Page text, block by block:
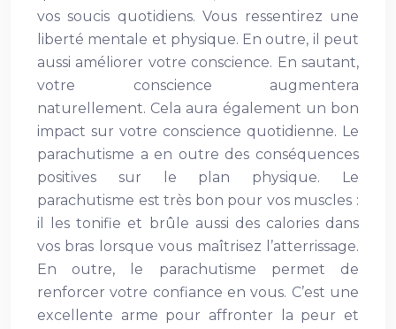
vos soucis quotidiens. Vous ressentirez une
liberté mentale et physique. En outre, il peut
aussi améliorer votre conscience. En sautant,
votre conscience augmentera
naturellement. Cela aura également un bon
impact sur votre conscience quotidienne. Le
parachutisme a en outre des conséquences
positives sur le plan physique. Le
parachutisme est très bon pour vos muscles :
il les tonifie et brûle aussi des calories dans
vos bras lorsque vous maîtrisez l’atterrissage.
En outre, le parachutisme permet de
renforcer votre confiance en vous. C’est une
excellente arme pour affronter la peur et